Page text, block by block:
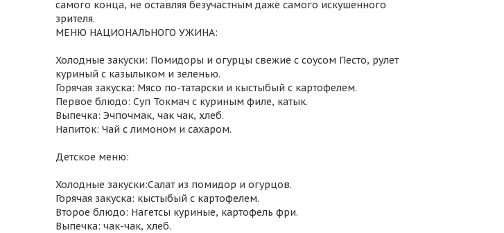
самого конца, не оставляя безучастным даже самого искушенного
зрителя.
МЕНЮ НАЦИОНАЛЬНОГО УЖИНА:
Холодные закуски: Помидоры и огурцы свежие с соусом Песто, рулет
куриный с казылыком и зеленью.
Горячая закуска: Мясо по-татарски и кыстыбый с картофелем.
Первое блюдо: Суп Токмач с куриным филе, катык.
Выпечка: Эчпочмак, чак чак, хлеб.
Напиток: Чай с лимоном и сахаром.
Детское меню:
Холодные закуски:Салат из помидор и огурцов.
Горячая закуска: кыстыбый с картофелем.
Второе блюдо: Нагетсы куриные, картофель фри.
Выпечка: чак-чак, хлеб.